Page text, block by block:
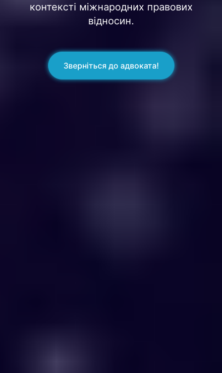
контексті міжнародних правових
відносин.
Зверніться до адвоката!